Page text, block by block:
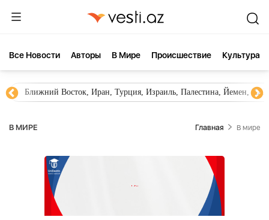
Все Новости Aвторы В Мире Происшествие Культура
Ближний Восток, Иран, Турция, Израиль, Палестина, Йемен,
В МИРЕ Главная В мире